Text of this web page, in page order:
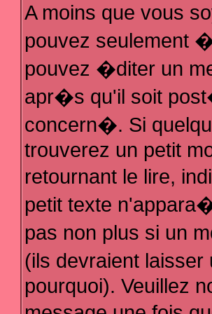
A moins que vous
pouvez seulement
pouvez �diter un
apr�s qu'il soit
concern�. Si
trouverez un petit
retournant le lire,
petit texte
pas non plus si un
(ils devraient
pourquoi). Veuillez